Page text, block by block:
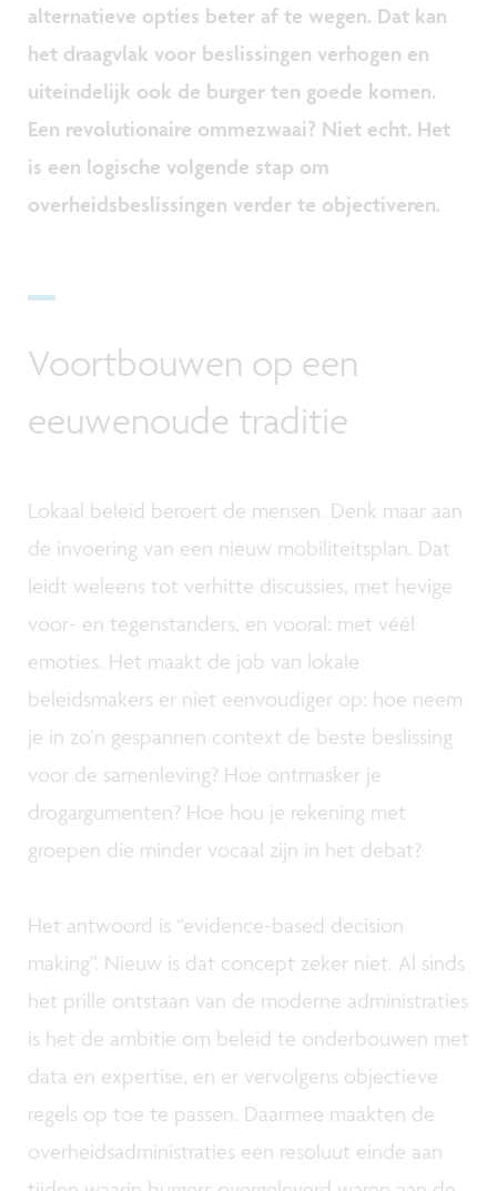
alternatieve opties beter af te wegen. Dat kan
het draagvlak voor beslissingen verhogen en
uiteindelijk ook de burger ten goede komen.
Een revolutionaire ommezwaai? Niet echt. Het
is een logische volgende stap om
overheidsbeslissingen verder te objectiveren.
Voortbouwen op een
eeuwenoude traditie
Lokaal beleid beroert de mensen. Denk maar aan
de invoering van een nieuw mobiliteitsplan. Dat
leidt weleens tot verhitte discussies, met hevige
voor- en tegenstanders, en vooral: met véél
emoties. Het maakt de job van lokale
beleidsmakers er niet eenvoudiger op: hoe neem
je in zo’n gespannen context de beste beslissing
voor de samenleving? Hoe ontmasker je
drogargumenten? Hoe hou je rekening met
groepen die minder vocaal zijn in het debat?
Het antwoord is “evidence-based decision
making”. Nieuw is dat concept zeker niet. Al sinds
het prille ontstaan van de moderne administraties
is het de ambitie om beleid te onderbouwen met
data en expertise, en er vervolgens objectieve
regels op toe te passen. Daarmee maakten de
overheidsadministraties een resoluut einde aan